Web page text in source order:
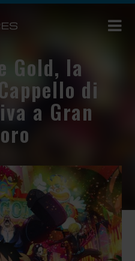
Gold, la
di
a Gran